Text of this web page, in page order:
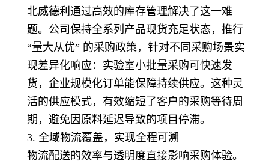
北威德利通过高效的库存管理解决了这一难
题。公司保持全系列产品现货充足状态，推行
“量大从优” 的采购政策，针对不同采购场景实
现差异化响应：实验室小批量采购可快速发
货，企业规模化订单能保障持续供应。这种灵
活的供应模式，有效缩短了客户的采购等待周
期，避免因原料延迟导致的项目停滞。
3. 全域物流覆盖，实现全程可溯
物流配送的效率与透明度直接影响采购体验。